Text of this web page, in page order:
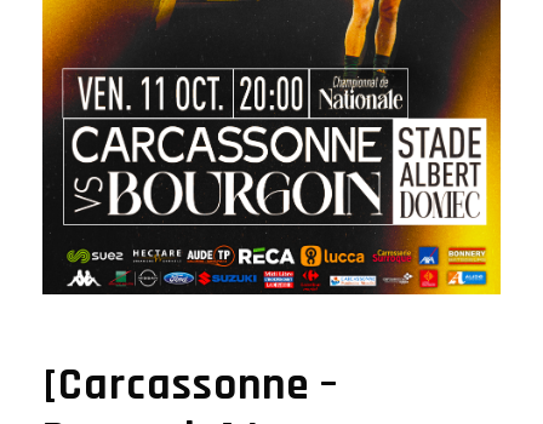
[Carcassonne –